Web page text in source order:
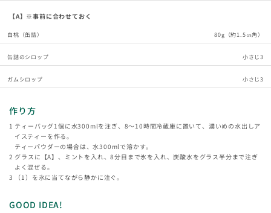
【A】※事前に合わせておく
白桃（缶詰） 80g（約1.5㎝角）
缶詰のシロップ 小さじ3
ガムシロップ 小さじ3
作り方
ティーバッグ1個に水300mlを注ぎ、8～10時間冷蔵庫に置いて、濃いめの水出しア
イスティーを作る。
ティーパウダーの場合は、水300mlで溶かす。
グラスに【A】、ミントを入れ、8分目まで氷を入れ、炭酸水をグラス半分まで注ぎ
よく混ぜる。
（1）を氷に当てながら静かに注ぐ。
GOOD IDEA!